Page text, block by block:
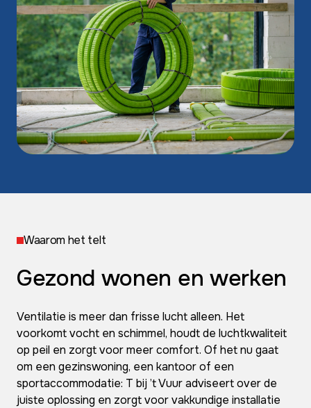
Waarom het telt
Gezond wonen en werken
Ventilatie is meer dan frisse lucht alleen. Het
voorkomt vocht en schimmel, houdt de luchtkwaliteit
op peil en zorgt voor meer comfort. Of het nu gaat
om een gezinswoning, een kantoor of een
sportaccommodatie: T bij ’t Vuur adviseert over de
juiste oplossing en zorgt voor vakkundige installatie